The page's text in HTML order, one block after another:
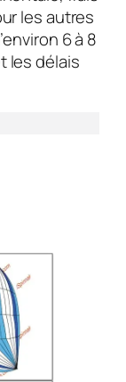
les autres
6 à 8
les délais